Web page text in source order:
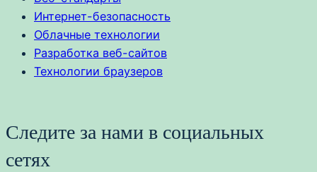
Интернет-безопасность
Облачные технологии
Разработка веб-сайтов
Технологии браузеров
Следите за нами в социальных
сетях